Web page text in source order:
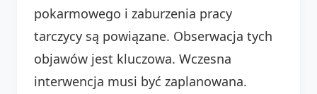
pokarmowego i zaburzenia pracy
tarczycy są powiązane. Obserwacja tych
objawów jest kluczowa. Wczesna
interwencja musi być zaplanowana.